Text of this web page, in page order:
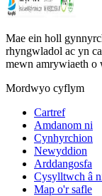
Mae ein holl
rhyngwladol ac yn
mewn amrywiaeth o
Mordwyo cyflym
Cartref
Amdanom ni
Cynhyrchion
Newyddion
Arddangosfa
Cysylltwch â
Map o'r safle